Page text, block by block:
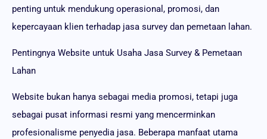
penting untuk mendukung operasional, promosi, dan
kepercayaan klien terhadap jasa survey dan pemetaan lahan.
Pentingnya Website untuk Usaha Jasa Survey & Pemetaan
Lahan
Website bukan hanya sebagai media promosi, tetapi juga
sebagai pusat informasi resmi yang mencerminkan
profesionalisme penyedia jasa. Beberapa manfaat utama